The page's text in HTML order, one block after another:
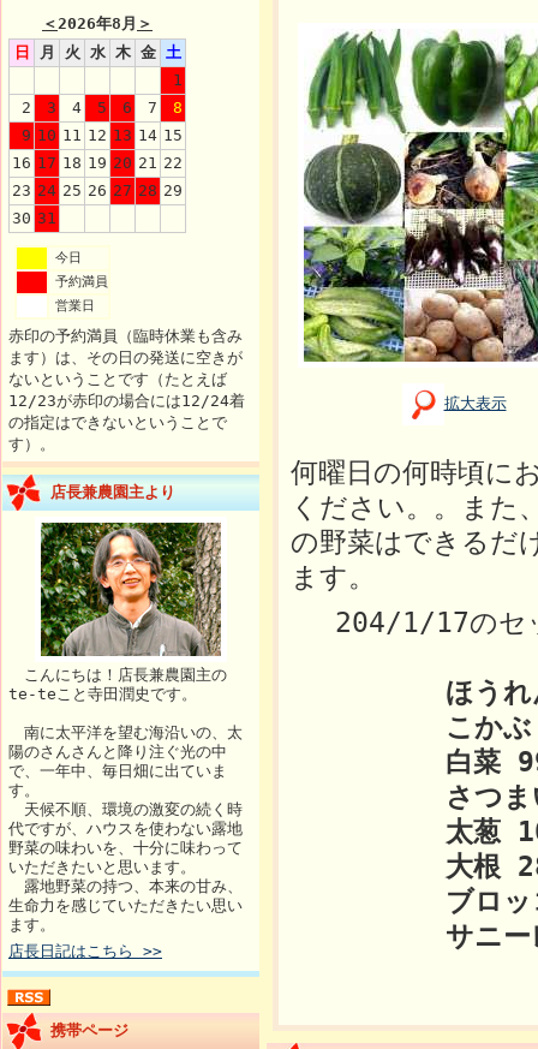
＜2026年8月 ＞
日
月 火 水 木 金 土
1
2
3 4 5 6 7
8
9 10 11 12 13 14 15
16 17 18 19 20 21 22
23 24 25 26 27 28 29
30 31
今日
予約満員
営業日
赤印の予約満員（臨時休業も含み
ます）は、その日の発送に空きが
ないということです（たとえば
12/23が赤印の場合には12/24着
の指定はできないということで
す）。
店長兼農園主より
こんにちは！店長兼農園主の
te-teこと寺田潤史です。
南に太平洋を望む海沿いの、太
陽のさんさんと降り注ぐ光の中
で、一年中、毎日畑に出ていま
す。
天候不順、環境の激変の続く時
代ですが、ハウスを使わない露地
野菜の味わいを、十分に味わって
いただきたいと思います。
露地野菜の持つ、本来の甘み、
生命力を感じていただきたい思い
ます。
店長日記はこちら >>
携帯ページ
拡大表示
何曜日の何時頃に
ください。。また
の野菜はできるだ
ます。
204/1/17のセッ
ほうれん
こかぶ
白菜
さつまい
太葱
大根
ブロッコ
サニーレ